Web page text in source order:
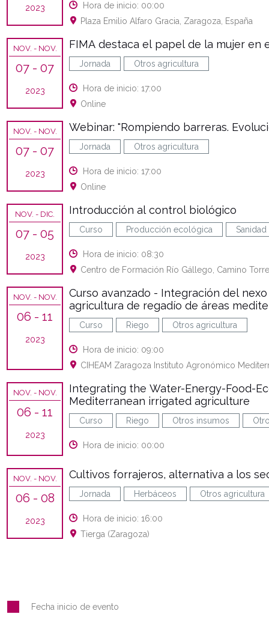
2023
Hora de inicio: 00:00
Plaza Emilio Alfaro Gracia, Zaragoza, España
NOV. - NOV.
07 - 07
2023
FIMA destaca el papel de la mujer en
Jornada Otros agricultura
Hora de inicio: 17:00
Online
NOV. - NOV.
07 - 07
2023
Webinar: "Rompiendo barreras.
Jornada Otros agricultura
Hora de inicio: 17:00
Online
NOV. - DIC.
07 - 05
2023
Introducción al control biológico
Curso Producción ecológica
Hora de inicio: 08:30
Centro de Formación Río Gállego, Camino
NOV. - NOV.
06 - 11
2023
Curso avanzado - Integración del
agricultura de regadío de áreas
Curso Riego Otros agricultura
Hora de inicio: 09:00
CIHEAM Zaragoza Instituto Agronómico
NOV. - NOV.
06 - 11
2023
Integrating the Water-Energy-Food-
Mediterranean irrigated agriculture
Curso Riego Otros insumos
Hora de inicio: 00:00
NOV. - NOV.
06 - 08
2023
Cultivos forrajeros, alternativa a los
Jornada Herbáceos Otros agricultura
Hora de inicio: 16:00
Tierga (Zaragoza)
Fecha inicio de evento